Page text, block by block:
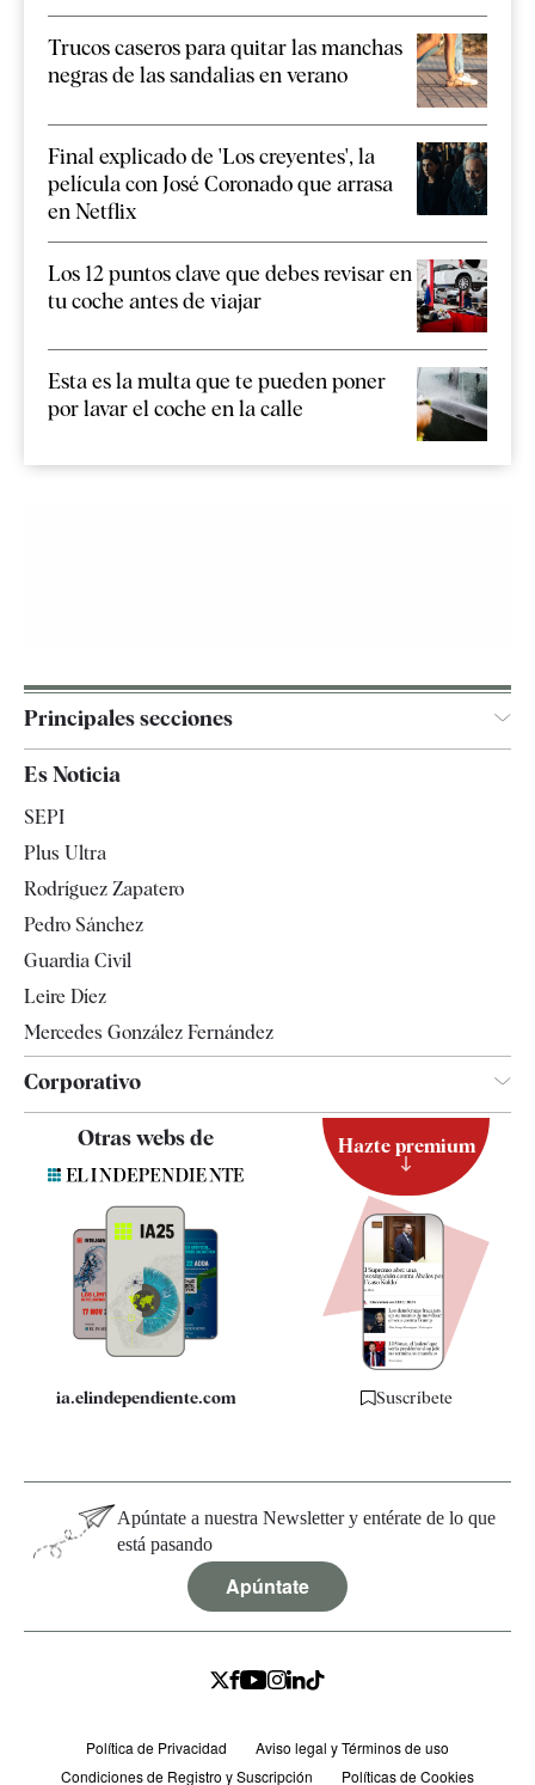
Trucos caseros para quitar las manchas
negras de las sandalias en verano
Final explicado de 'Los creyentes', la
película con José Coronado que arrasa
en Netflix
Los 12 puntos clave que debes revisar en
tu coche antes de viajar
Esta es la multa que te pueden poner
por lavar el coche en la calle
Principales secciones
Televisión
Es Noticia
SEPI
Plus Ultra
Rodríguez Zapatero
Pedro Sánchez
Guardia Civil
Leire Díez
Mercedes González Fernández
Corporativo
Quiénes somos
Especificaciones
Otras webs de
ia.elindependiente.com
Hazte premium
Suscríbete
Apúntate a nuestra Newsletter y entérate de lo que
está pasando
Apúntate
Política de Privacidad
Aviso legal y Términos de uso
Condiciones de Registro y Suscripción
Políticas de Cookies